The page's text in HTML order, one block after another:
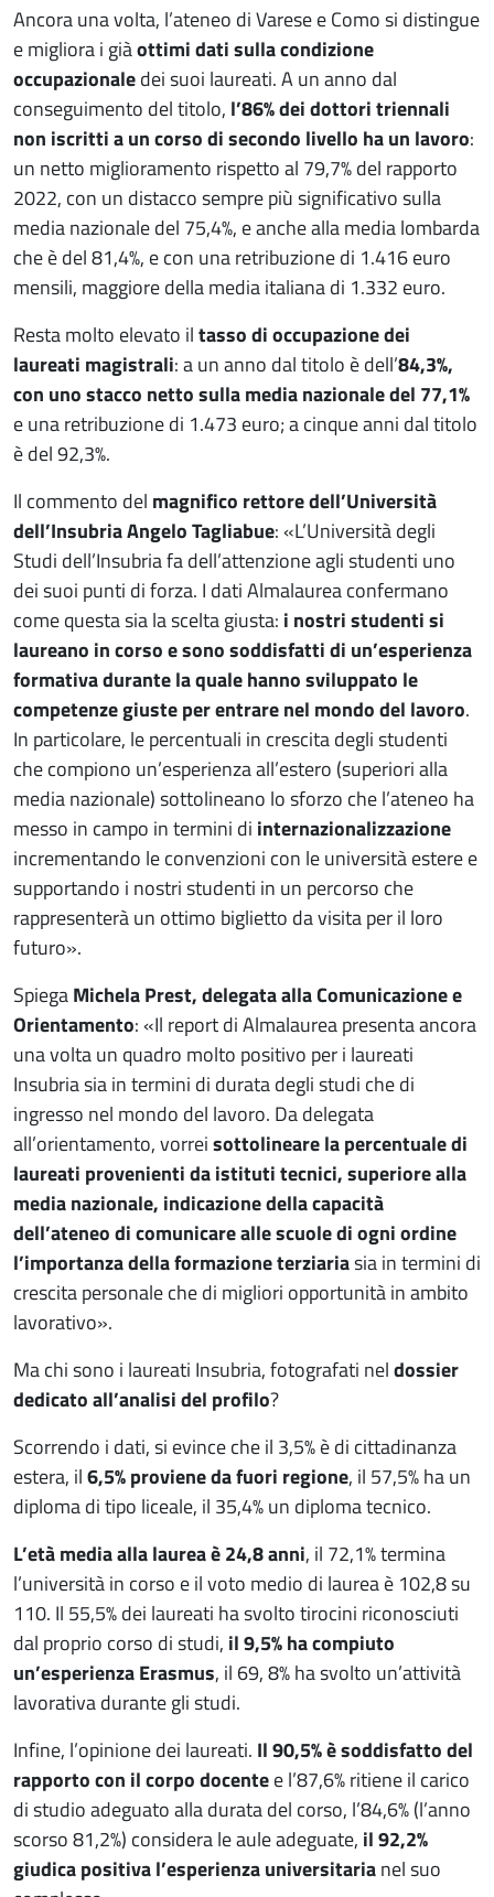
Ancora una volta, l’ateneo di Varese e Como si distingue
e migliora i giàottimi dati sulla condizione
occupazionaledei suoi laureati. A un anno dal
conseguimento del titolo, l’86% dei dottori triennali
non iscritti a un corso di secondo livello ha un lavoro:
un netto miglioramento rispetto al 79,7% del rapporto
2022, con un distacco sempre più significativo sulla
media nazionale del 75,4%, e anche alla media lombarda
che è del 81,4%, e con una retribuzione di 1.416 euro
mensili, maggiore della media italiana di 1.332 euro.
Resta molto elevato iltasso di occupazione dei
laureati magistrali: a un anno dal titolo è dell’84,3%,
con uno stacco netto sulla media nazionale del 77,1%
e una retribuzione di 1.473 euro; a cinque anni dal titolo
è del 92,3%.
Il commento del magnifico rettore dell’Università
dell’Insubria Angelo Tagliabue: «L’Università degli
Studi dell’Insubria fa dell’attenzione agli studenti uno
dei suoi punti di forza. I dati Almalaurea confermano
come questa sia la scelta giusta: i nostri studenti si
laureano in corso e sono soddisfatti di un’esperienza
formativa durante la quale hanno sviluppato le
competenze giuste per entrare nel mondo del lavoro.
In particolare, le percentuali in crescita degli studenti
che compiono un’esperienza all’estero (superiori alla
media nazionale) sottolineano lo sforzo che l’ateneo ha
messo in campo in termini di internazionalizzazione
incrementando le convenzioni con le università estere e
supportando i nostri studenti in un percorso che
rappresenterà un ottimo biglietto da visita per il loro
futuro».
SpiegaMichela Prest, delegata alla Comunicazione e
Orientamento: «Il report di Almalaurea presenta ancora
una volta un quadro molto positivo per i laureati
Insubria sia in termini di durata degli studi che di
ingresso nel mondo del lavoro. Da delegata
all’orientamento, vorreisottolineare la percentuale di
laureati provenienti da istituti tecnici, superiore alla
media nazionale, indicazione della capacità
dell’ateneo di comunicare alle scuole di ogni ordine
l’importanza della formazione terziariasia in termini di
crescita personale che di migliori opportunità in ambito
lavorativo».
Ma chi sono i laureati Insubria, fotografati neldossier
dedicato all’analisi del profilo?
Scorrendo i dati, si evince che il 3,5% è di cittadinanza
estera, il6,5% proviene da fuori regione, il 57,5% ha un
diploma di tipo liceale, il 35,4% un diploma tecnico.
L’età media alla laurea è 24,8 anni, il 72,1% termina
l’università in corso e il voto medio di laurea è 102,8 su
110. Il 55,5% dei laureati ha svolto tirocini riconosciuti
dal proprio corso di studi, il 9,5% ha compiuto
un’esperienza Erasmus, il 69, 8% ha svolto un’attività
lavorativa durante gli studi.
Infine, l’opinione dei laureati. Il 90,5% è soddisfatto del
rapporto con il corpo docentee l’87,6% ritiene il carico
di studio adeguato alla durata del corso, l’84,6% (l’anno
scorso 81,2%) considera le aule adeguate, il 92,2%
giudica positiva l’esperienza universitarianel suo